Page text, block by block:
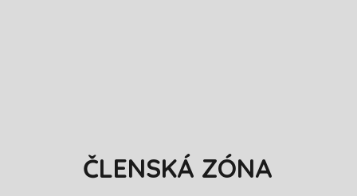
ČLENSKÁ ZÓNA